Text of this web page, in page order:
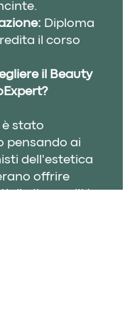
Diploma
il corso
il Beauty
è stato
pensando ai
dell'estetica
offrire